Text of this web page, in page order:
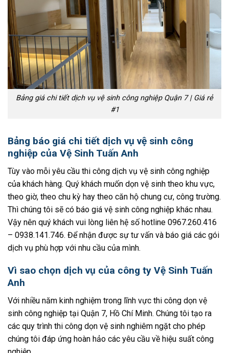
Bảng giá chi tiết dịch vụ vệ sinh công nghiệp Quận 7 | Giá rẻ
#1
Bảng báo giá chi tiết dịch vụ vệ sinh công
nghiệp của Vệ Sinh Tuấn Anh
Tùy vào mỗi yêu cầu thi công dịch vụ vệ sinh công nghiệp
của khách hàng. Quý khách muốn dọn vệ sinh theo khu vực,
theo giờ, theo chu kỳ hay theo căn hộ chung cư, công trường.
Thì chúng tôi sẽ có báo giá vệ sinh công nghiệp khác nhau.
Vậy nên quý khách vui lòng liên hệ số hotline 0967.260.416
– 0938.141.746. Để nhận được sự tư vấn và báo giá các gói
dịch vụ phù hợp với nhu cầu của mình.
Vì sao chọn dịch vụ của công ty Vệ Sinh Tuấn
Anh
Với nhiều năm kinh nghiệm trong lĩnh vực thi công dọn vệ
sinh công nghiệp tại Quận 7, Hồ Chí Minh. Chúng tôi tạo ra
các quy trình thi công dọn vệ sinh nghiêm ngặt cho phép
chúng tôi đáp ứng hoàn hảo các yêu cầu về hiệu suất công